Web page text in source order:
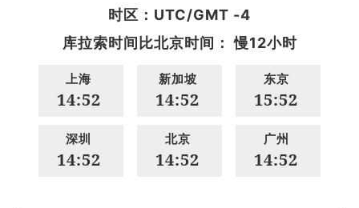
时区：UTC/GMT -4
库拉索时间比北京时间： 慢12小时
上海
14:52
新加坡
14:52
东京
15:52
深圳
14:52
北京
14:52
广州
14:52